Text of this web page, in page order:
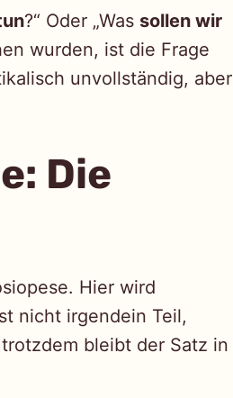
?“ Oder „Was sollen wir
wurden, ist die Frage
unvollständig, aber
Die
Hier wird
nicht irgendein Teil,
bleibt der Satz in